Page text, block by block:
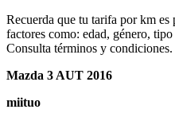
Recuerda que tu tarifa por km es
factores como: edad, género,
Consulta términos y condiciones.
Mazda 3 AUT 2016
miituo